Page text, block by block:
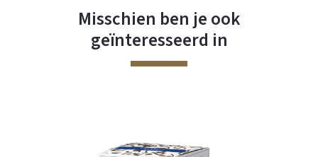
Misschien ben je ook
geïnteresseerd in